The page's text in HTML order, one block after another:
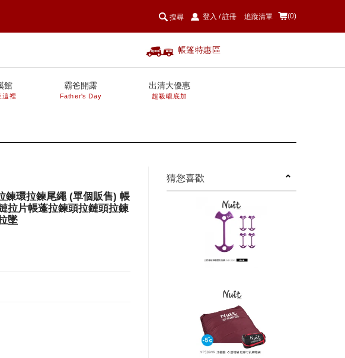
(0)
登入 / 註冊 追蹤清單
帳篷特惠區
搜尋
館
這裡
霸爸開露
Father's Day
出清大優惠
超殺巄底加
鍊環拉鍊尾繩 (單個販售) 帳
拉片帳蓬拉鍊頭拉鏈頭拉鍊
墜
猜您喜歡